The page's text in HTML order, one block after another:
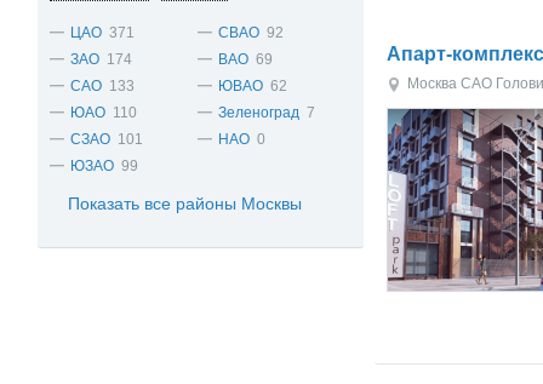
ЦАО 371
ЗАО 174
САО 133
ЮАО 110
СЗАО 101
ЮЗАО 99
СВАО 92
ВАО 69
ЮВАО 62
Зеленоград 7
НАО 0
Показать все районы Москвы
Апарт-
Москва САО